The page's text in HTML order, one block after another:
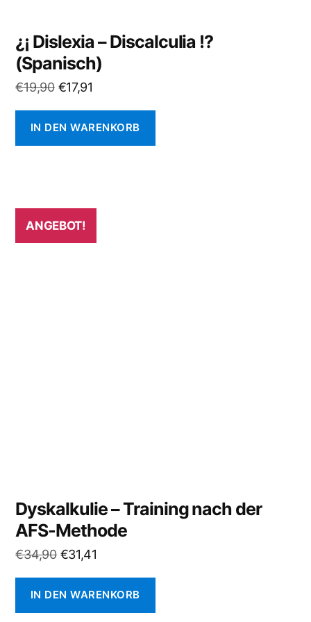
¿¡ Dislexia – Discalculia !?
(Spanisch)
€19,90 Ursprünglicher
war:
€19,90
€17,91
ist:
€17,91.
IN DEN WARENKORB
ANGEBOT!
Dyskalkulie – Training nach der
AFS-Methode
€34,90 Ursprünglicher
war:
€34,90
€31,41
ist:
€31,41.
IN DEN WARENKORB